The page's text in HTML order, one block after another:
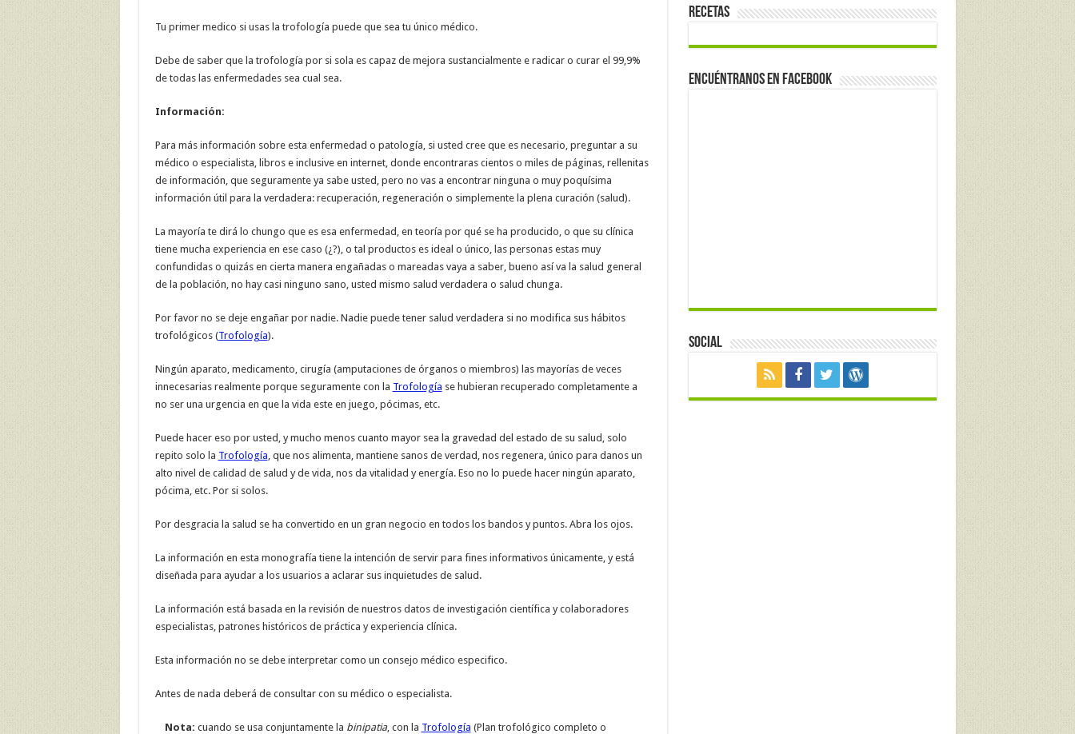
Tu primer medico si usas la trofología puede que sea tu único médico.
Debe de saber que la trofología por si sola es capaz de mejora sustancialmente e radicar o curar el 99,9%
de todas las enfermedades sea cual sea.
Información:
Para más información sobre esta enfermedad o patología, si usted cree que es necesario, preguntar a su
médico o especialista, libros e inclusive en internet, donde encontraras cientos o miles de páginas, rellenitas
de información, que seguramente ya sabe usted, pero no vas a encontrar ninguna o muy poquísima
información útil para la verdadera: recuperación, regeneración o simplemente la plena curación (salud).
La mayoría te dirá lo chungo que es esa enfermedad, en teoría por qué se ha producido, o que su clínica
tiene mucha experiencia en ese caso (¿?), o tal productos es ideal o único, las personas estas muy
confundidas o quizás en cierta manera engañadas o mareadas vaya a saber, bueno así va la salud general
de la población, no hay casi ninguno sano, usted mismo salud verdadera o salud chunga.
Por favor no se deje engañar por nadie. Nadie puede tener salud verdadera si no modifica sus hábitos
trofológicos (Trofología).
Ningún aparato, medicamento, cirugía (amputaciones de órganos o miembros) las mayorías de veces
innecesarias realmente porque seguramente con la Trofología se hubieran recuperado completamente a
no ser una urgencia en que la vida este en juego, pócimas, etc.
Puede hacer eso por usted, y mucho menos cuanto mayor sea la gravedad del estado de su salud, solo
repito solo la Trofología, que nos alimenta, mantiene sanos de verdad, nos regenera, único para danos un
alto nivel de calidad de salud y de vida, nos da vitalidad y energía. Eso no lo puede hacer ningún aparato,
pócima, etc. Por si solos.
Por desgracia la salud se ha convertido en un gran negocio en todos los bandos y puntos. Abra los ojos.
La información en esta monografía tiene la intención de servir para fines informativos únicamente, y está
diseñada para ayudar a los usuarios a aclarar sus inquietudes de salud.
La información está basada en la revisión de nuestros datos de investigación científica y colaboradores
especialistas, patrones históricos de práctica y experiencia clínica.
Esta información no se debe interpretar como un consejo médico especifico.
Antes de nada deberá de consultar con su médico o especialista.
Nota: cuando se usa conjuntamente la binipatia, con la Trofología (Plan trofológico completo o
Recetas
Encuéntranos en Facebook
Social